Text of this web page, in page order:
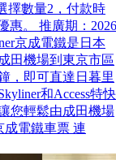
擇數量2，付款時
惠。 推廣期：2026
京成電鐵是日本
田機場到東京市區
，即可直達日暮里
和Access特快
您輕鬆由成田機場
成電鐵車票 連